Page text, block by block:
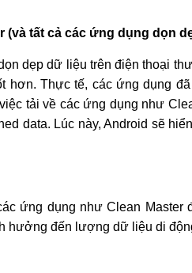
(và tất cả các ứng dụng dọn
dẹp dữ liệu trên điện thoại
hơn. Thực tế, các ứng dụng
tải về các ứng dụng như
data. Lúc này, Android sẽ
ứng dụng như Clean
hưởng đến lượng dữ liệu di